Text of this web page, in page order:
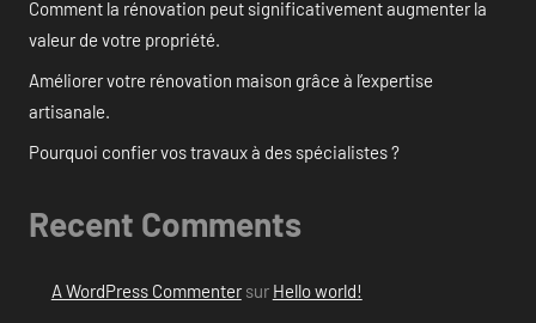
Comment la rénovation peut significativement augmenter la
valeur de votre propriété.
Améliorer votre rénovation maison grâce à l’expertise
artisanale.
Pourquoi confier vos travaux à des spécialistes ?
Recent Comments
A WordPress Commentersur Hello world!